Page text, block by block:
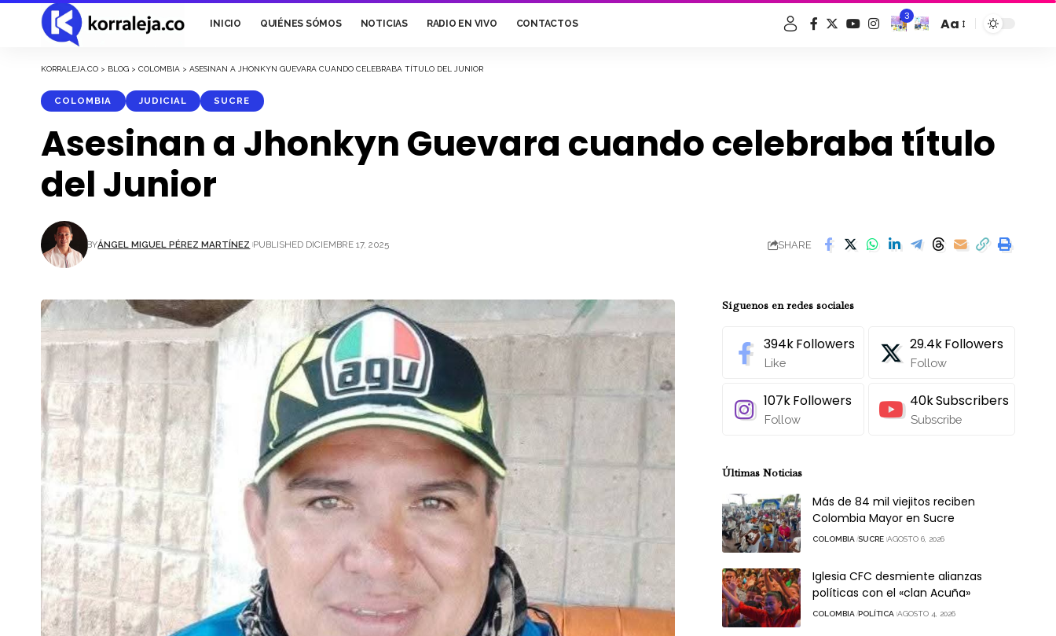
INICIO QUIÉNES SÓMOS NOTICIAS RADIO EN VIVO CONTACTOS
3
Font
Aa
KORRALEJA.CO > BLOG > COLOMBIA > ASESINAN A JHONKYN GUEVARA CUANDO CELEBRABA TÍTULO DEL JUNIOR
COLOMBIA JUDICIAL SUCRE
Asesinan a Jhonkyn Guevara cuando celebraba título
del Junior
BYÁNGEL MIGUEL PÉREZ MARTÍNEZ PUBLISHED DICIEMBRE 17, 2025 SHARE
Síguenos en redes sociales
394kFollowers
Like
29.4kFollowers
Follow
107kFollowers
Follow
40kSubscribers
Subscribe
Últimas Noticias
Más de 84 mil viejitos reciben
Colombia Mayor en Sucre
COLOMBIA SUCRE AGOSTO 6, 2026
Iglesia CFC desmiente alianzas
políticas con el «clan Acuña»
COLOMBIA POLÍTICA AGOSTO 4, 2026